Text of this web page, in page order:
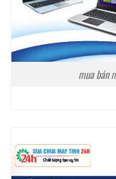
mua bán